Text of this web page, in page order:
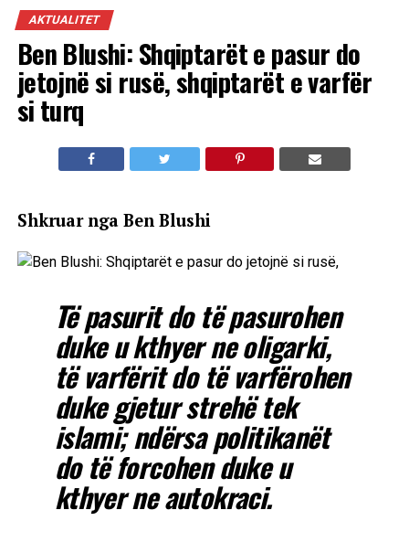
AKTUALITET
Ben Blushi: Shqiptarët e pasur do
jetojnë si rusë, shqiptarët e varfër
si turq
Shkruar nga Ben Blushi
Të pasurit do të pasurohen
duke u kthyer ne oligarki,
të varfërit do të varfërohen
duke gjetur strehë tek
islami; ndërsa politikanët
do të forcohen duke u
kthyer ne autokraci.